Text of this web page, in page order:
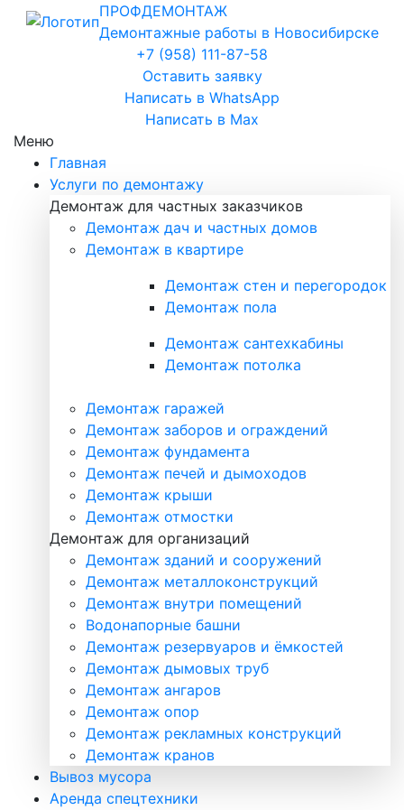
ПРОФДЕМОНТАЖ
Демонтажные работы в Новосибирске
+7 (958) 111-87-58
Оставить заявку
Написать в WhatsApp
Написать в Max
Меню
Главная
Услуги по демонтажу
Демонтаж для частных заказчиков
Демонтаж дач и частных домов
Демонтаж в квартире
Демонтаж стен и перегородок
Демонтаж пола
Демонтаж сантехкабины
Демонтаж потолка
Демонтаж гаражей
Демонтаж заборов и ограждений
Демонтаж фундамента
Демонтаж печей и дымоходов
Демонтаж крыши
Демонтаж отмостки
Демонтаж для организаций
Демонтаж зданий и сооружений
Демонтаж металлоконструкций
Демонтаж внутри помещений
Водонапорные башни
Демонтаж резервуаров и ёмкостей
Демонтаж дымовых труб
Демонтаж ангаров
Демонтаж опор
Демонтаж рекламных конструкций
Демонтаж кранов
Вывоз мусора
Аренда спецтехники